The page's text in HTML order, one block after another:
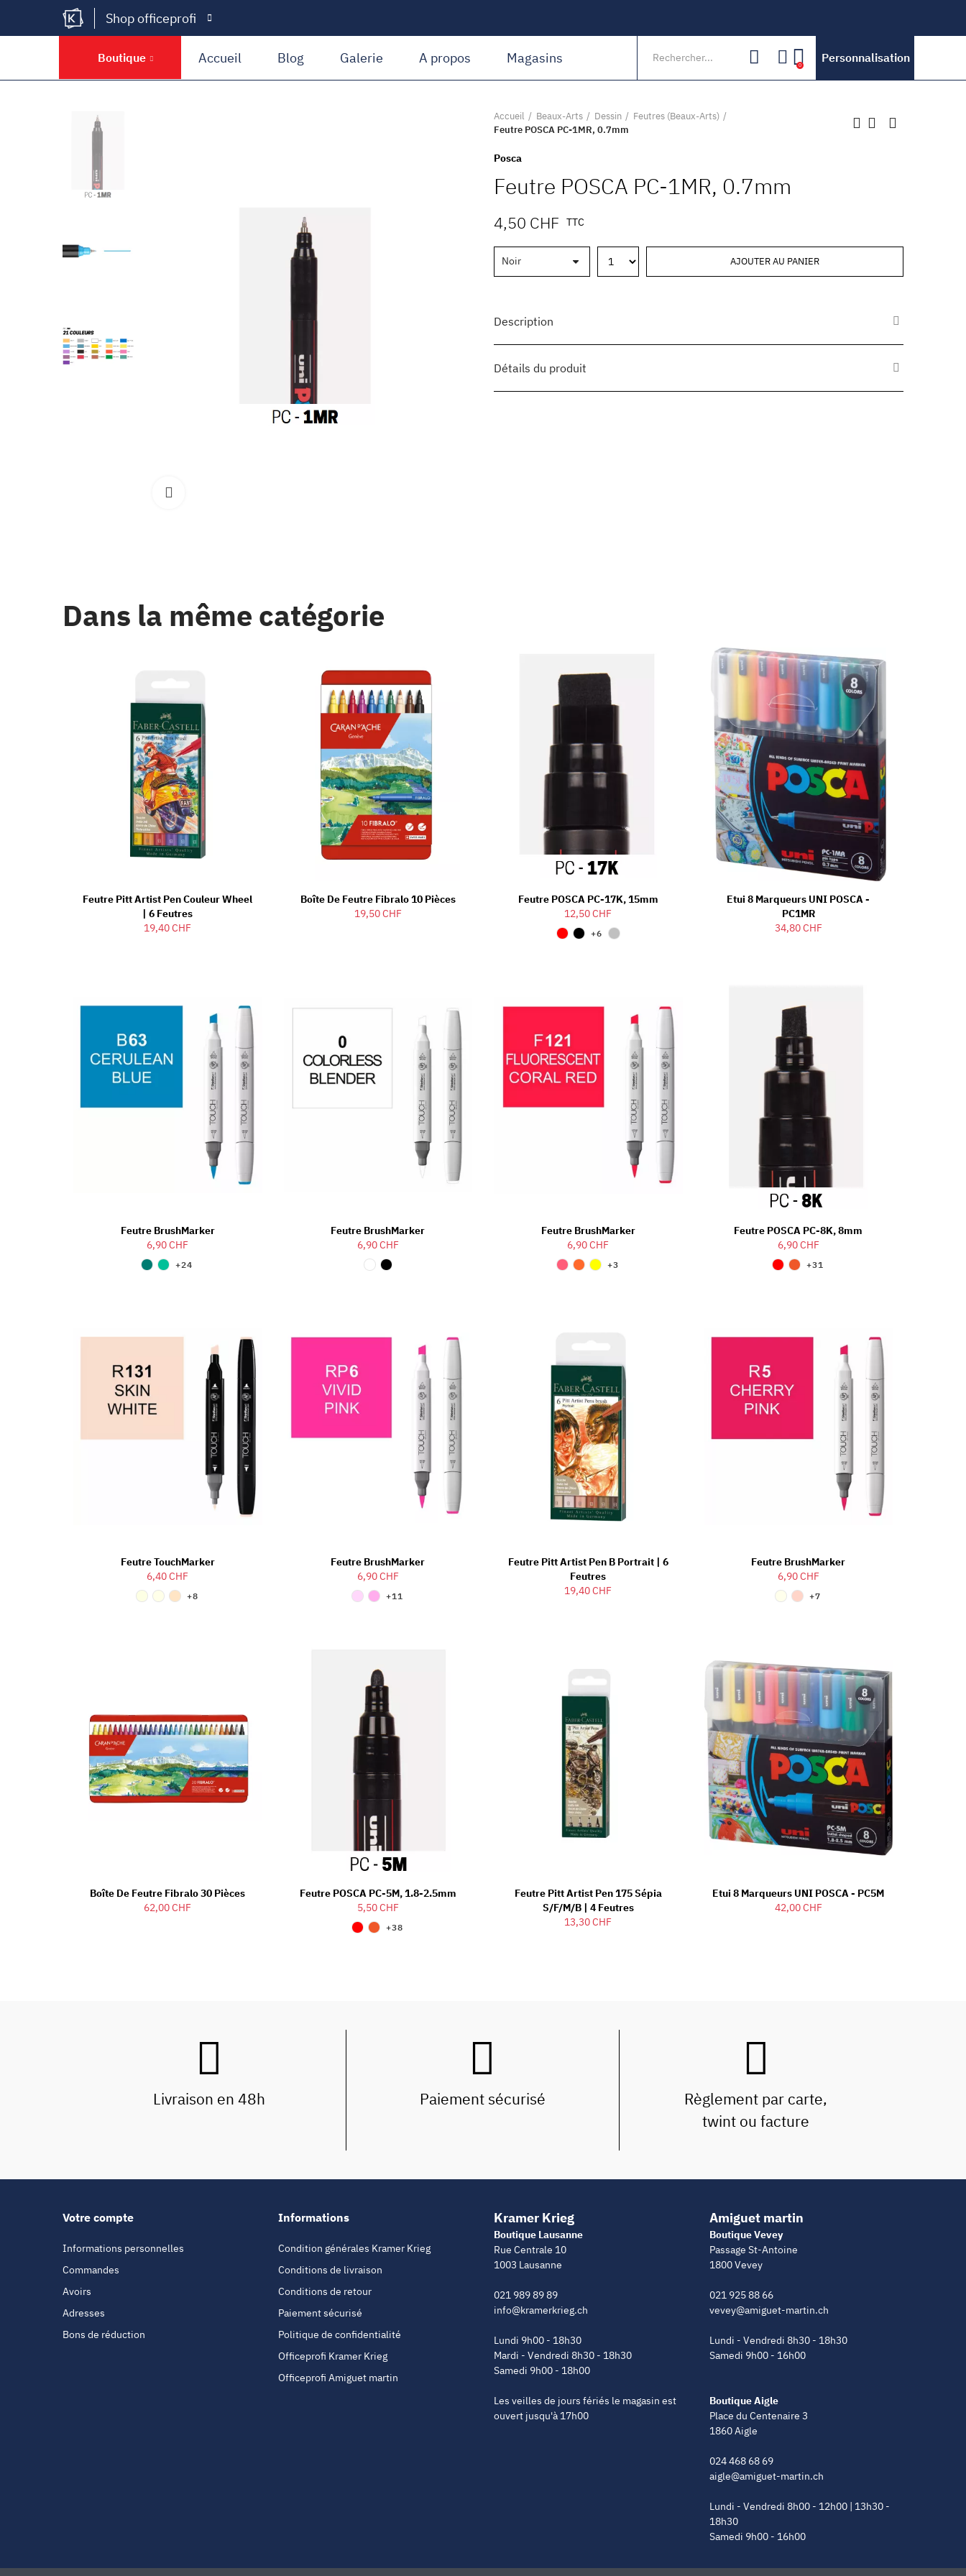
Shop officeprofi
Boutique Accueil Blog Galerie A propos Magasins 0
Personnalisation
Accueil Beaux-Arts Dessin
Feutres (Beaux-Arts)
Feutre POSCA PC-1MR, 0.7mm
Posca
Feutre POSCA PC-1MR, 0.7mm
4,50 CHF TTC
AJOUTER AU PANIER
Description
Détails du produit
Dans la même catégorie
Feutre Pitt Artist Pen Couleur Wheel
| 6 Feutres
19,40 CHF
Boîte De Feutre Fibralo 10 Pièces
19,50 CHF
Feutre POSCA PC-17K, 15mm
12,50 CHF
+6
Etui 8 Marqueurs UNI POSCA -
PC1MR
34,80 CHF
Feutre BrushMarker
6,90 CHF
+24
Feutre BrushMarker
6,90 CHF
Feutre BrushMarker
6,90 CHF
+3
Feutre POSCA PC-8K, 8mm
6,90 CHF
+31
Feutre TouchMarker
6,40 CHF
+8
Feutre BrushMarker
6,90 CHF
+11
Feutre Pitt Artist Pen B Portrait | 6
Feutres
19,40 CHF
Feutre BrushMarker
6,90 CHF
+7
Boîte De Feutre Fibralo 30 Pièces
62,00 CHF
Feutre POSCA PC-5M, 1.8-2.5mm
5,50 CHF
+38
Feutre Pitt Artist Pen 175 Sépia
S/F/M/B | 4 Feutres
13,30 CHF
Etui 8 Marqueurs UNI POSCA - PC5M
42,00 CHF
Livraison en 48h Paiement sécurisé
Règlement par carte,
twint ou facture
Votre compte
Informations personnelles
Commandes
Avoirs
Adresses
Bons de réduction
Informations
Condition générales Kramer Krieg
Conditions de livraison
Conditions de retour
Paiement sécurisé
Politique de confidentialité
Officeprofi Kramer Krieg
Officeprofi Amiguet martin
Kramer Krieg
Boutique Lausanne
Rue Centrale 10
1003 Lausanne
021 989 89 89
info@kramerkrieg.ch
Lundi 9h00 - 18h30
Mardi - Vendredi 8h30 - 18h30
Samedi 9h00 - 18h00
Les veilles de jours fériés le magasin est
ouvert jusqu'à 17h00
Amiguet martin
Boutique Vevey
Passage St-Antoine
1800 Vevey
021 925 88 66
vevey@amiguet-martin.ch
Lundi - Vendredi 8h30 - 18h30
Samedi 9h00 - 16h00
Boutique Aigle
Place du Centenaire 3
1860 Aigle
024 468 68 69
aigle@amiguet-martin.ch
Lundi - Vendredi 8h00 - 12h00 | 13h30 -
18h30
Samedi 9h00 - 16h00